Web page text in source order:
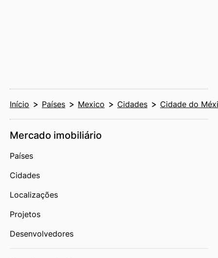
Início Países Mexico Cidades Cidade do
Mercado imobiliário
Países
Cidades
Localizações
Projetos
Desenvolvedores